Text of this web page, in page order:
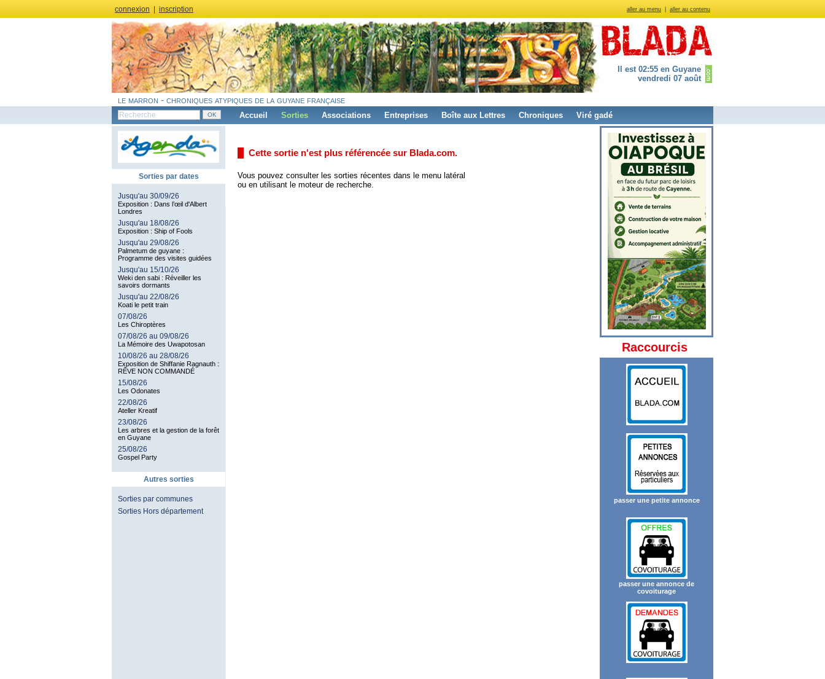
aller au menu aller au contenu
connexion inscription
Il est 02:55 en Guyane
vendredi 07 août
le marron - chroniques atypiques de la guyane française
Accueil Sorties Associations Entreprises Boîte aux Lettres Chroniques Viré gadé
Sorties par dates
Jusqu'au 30/09/26
Exposition : Dans l’œil d'Albert
Londres
Jusqu'au 18/08/26
Exposition : Ship of Fools
Jusqu'au 29/08/26
Palmetum de guyane :
Programme des visites guidées
Jusqu'au 15/10/26
Weki den sabi : Réveiller les
savoirs dormants
Jusqu'au 22/08/26
Koati le petit train
07/08/26
Les Chiroptères
07/08/26 au 09/08/26
La Mémoire des Uwapotosan
10/08/26 au 28/08/26
Exposition de Shiffanie Ragnauth :
RÊVE NON COMMANDÉ
15/08/26
Les Odonates
22/08/26
Ateller Kreatif
23/08/26
Les arbres et la gestion de la forêt
en Guyane
25/08/26
Gospel Party
Autres sorties
Sorties par communes
Sorties Hors département
Cette sortie n'est plus référencée sur Blada.com.
Vous pouvez consulter les sorties récentes dans le menu latéral
ou en utilisant le moteur de recherche.
Raccourcis
passer une petite annonce
passer une annonce de
covoiturage